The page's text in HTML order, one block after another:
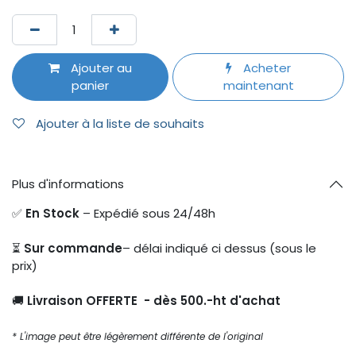
Ajouter au
panier
Acheter
maintenant
Ajouter à la liste de souhaits
Plus d'informations
✅ En Stock – Expédié sous 24/48h
⏳ Sur commande– délai indiqué ci dessus (sous le
prix)
🚚 Livraison OFFERTE - dès 500.-ht d'achat
* L'image peut être légèrement différente de l'original